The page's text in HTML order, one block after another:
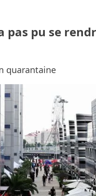
pas pu se
quarantaine